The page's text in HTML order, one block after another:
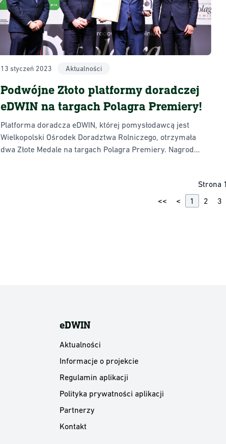
13 styczeń 2023 Aktualności
Podwójne Złoto platformy doradczej
eDWIN na targach Polagra Premiery!
Platforma doradcza eDWIN, której pomysłodawcą jest
Wielkopolski Ośrodek Doradztwa Rolniczego, otrzymała
dwa Złote Medale na targach Polagra Premiery. Nagrody
Strona
1
2 3
eDWIN
Aktualności
Informacje o projekcie
Regulamin aplikacji
Polityka prywatności aplikacji
Partnerzy
Kontakt